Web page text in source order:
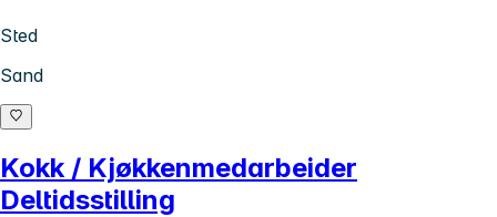
Sted
Sand
Kokk / Kjøkkenmedarbeider
Deltidsstilling